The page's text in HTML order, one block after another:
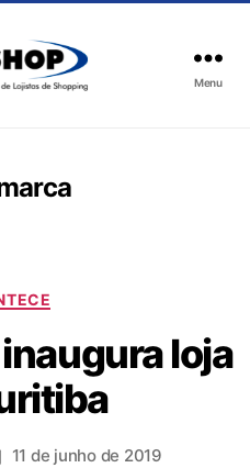
Menu
loja
11 de junho de 2019